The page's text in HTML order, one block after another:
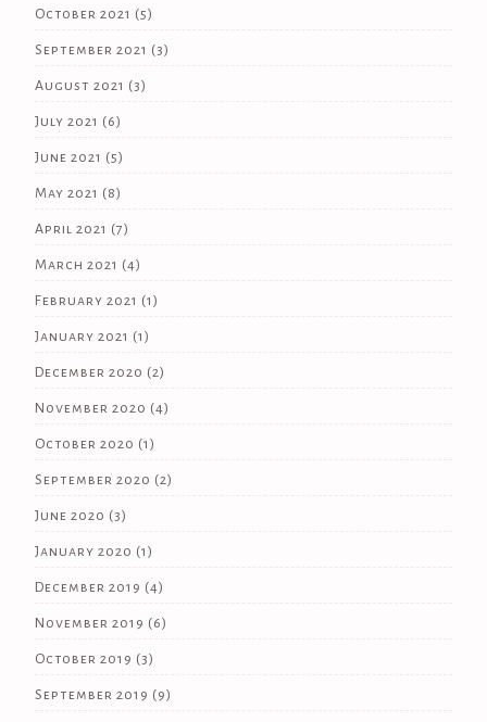
October 2021 (5)
September 2021 (3)
August 2021 (3)
July 2021 (6)
June 2021 (5)
May 2021 (8)
April 2021 (7)
March 2021 (4)
February 2021 (1)
January 2021 (1)
December 2020 (2)
November 2020 (4)
October 2020 (1)
September 2020 (2)
June 2020 (3)
January 2020 (1)
December 2019 (4)
November 2019 (6)
October 2019 (3)
September 2019 (9)